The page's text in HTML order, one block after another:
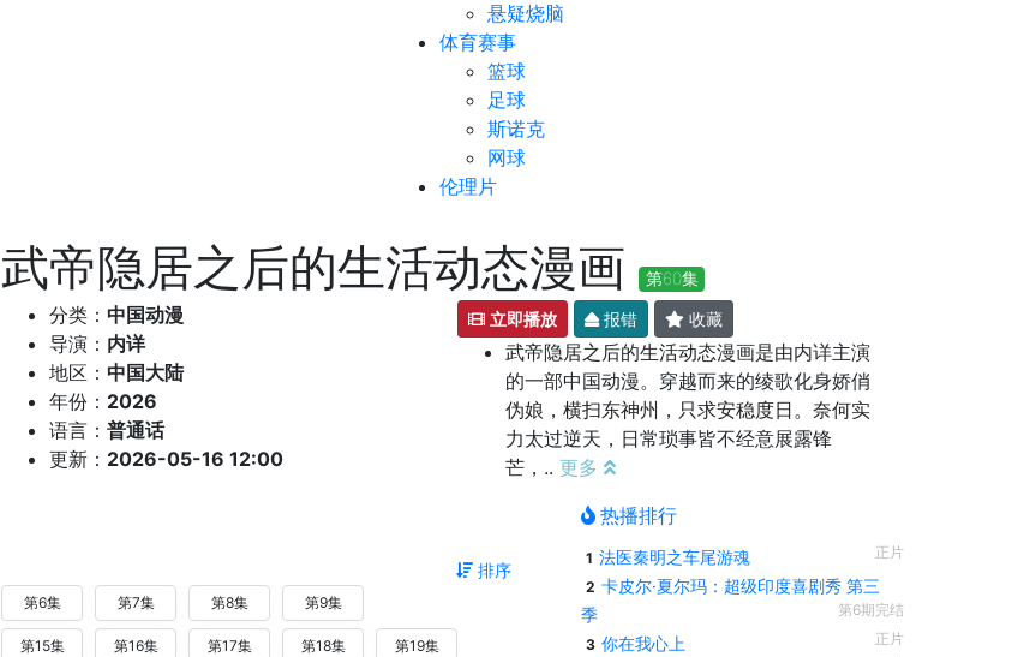
悬疑烧脑
体育赛事
篮球
足球
斯诺克
网球
伦理片
武帝隐居之后的生活动态漫画 第60集
分类： 中国动漫
导演： 内详
地区： 中国大陆
年份： 2026
语言： 普通话
更新： 2026-05-16 12:00
立即播放 报错 收藏
武帝隐居之后的生活动态漫画是由内详主演
的一部中国动漫。穿越而来的绫歌化身娇俏
伪娘，横扫东神州，只求安稳度日。奈何实
力太过逆天，日常琐事皆不经意展露锋
芒，.. 更多
排序
第6集 第7集 第8集 第9集
第15集 第16集 第17集 第18集 第19集
热播排行
1 法医秦明之车尾游魂
正片
2 卡皮尔·夏尔玛：超级印度喜剧秀 第三
季
第6期完结
3 你在我心上
正片